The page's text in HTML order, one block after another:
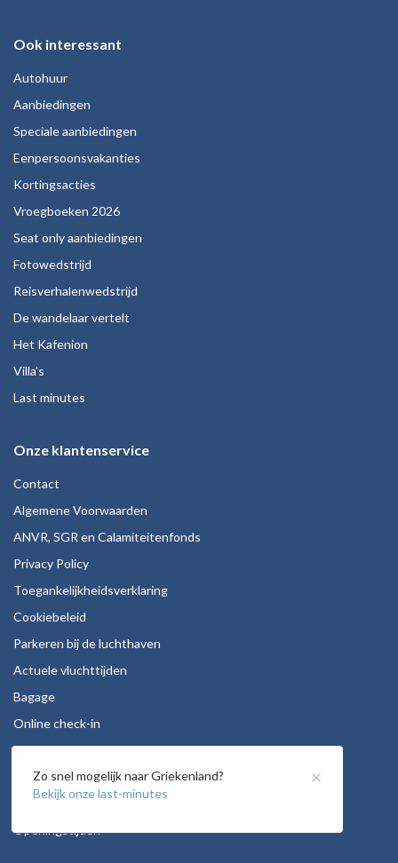
Ook interessant
Autohuur
Aanbiedingen
Speciale aanbiedingen
Eenpersoonsvakanties
Kortingsacties
Vroegboeken 2026
Seat only aanbiedingen
Fotowedstrijd
Reisverhalenwedstrijd
De wandelaar vertelt
Het Kafenion
Villa's
Last minutes
Onze klantenservice
Contact
Algemene Voorwaarden
ANVR, SGR en Calamiteitenfonds
Privacy Policy
Toegankelijkheidsverklaring
Cookiebeleid
Parkeren bij de luchthaven
Actuele vluchttijden
Bagage
Online check-in
Stoelreservering
Autohuur
Vacatures
Openingstijden
×
Zo snel mogelijk naar Griekenland?
Bekijk onze last-minutes